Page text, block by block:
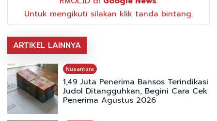
Untuk mengikuti silakan klik tanda bintang.
ARTIKEL LAINNYA
Nusantara
1,49 Juta Penerima Bansos Terindikasi
Judol Ditangguhkan, Begini Cara Cek
Penerima Agustus 2026